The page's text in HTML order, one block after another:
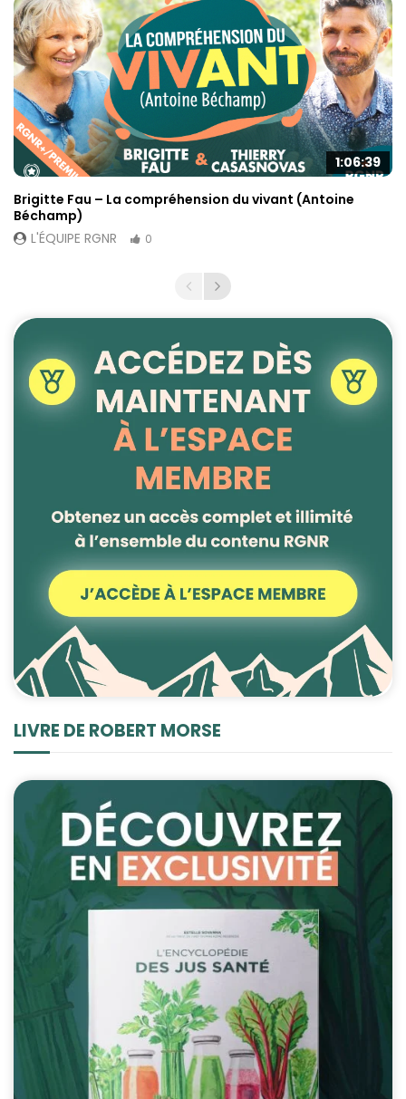
1:06:39
Brigitte Fau – La compréhension du vivant (Antoine
Béchamp)
L'ÉQUIPE RGNR
0
LIVRE DE ROBERT MORSE